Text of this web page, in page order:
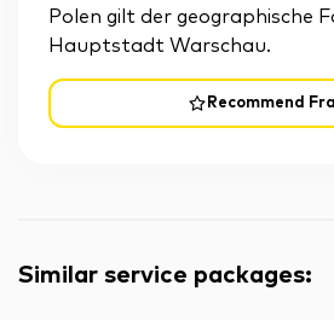
Recommend
Polen gilt der geographische
Hauptstadt Warschau.
Similar service packages: